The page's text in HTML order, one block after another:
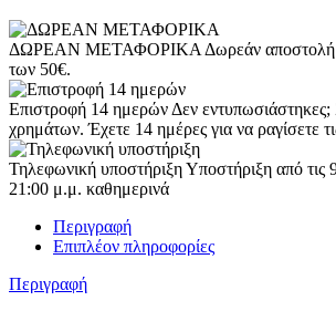
ΔΩΡΕΑΝ ΜΕΤΑΦΟΡΙΚΑ Δωρεάν αποστολή
των 50€.
Επιστροφή 14 ημερών Δεν
χρημάτων. Έχετε 14 ημέρες για να ραγίσετε
Τηλεφωνική υποστήριξηΥποστήριξη από τις
21:00 μ.μ. καθημερινά
Περιγραφή
Επιπλέον πληροφορίες
Περιγραφή